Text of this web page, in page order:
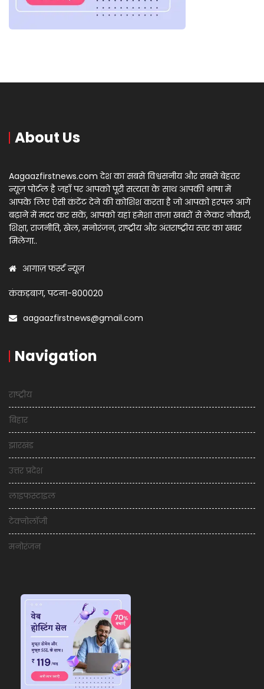
About Us
Aagaazfirstnews.com देश का सबसे विश्वसनीय और सबसे बेहतर
न्यूज़ पोर्टल है जहाँ पर आपको पूरी सत्यता के साथ आपकी भाषा में
आपके लिए ऐसी कंटेंट देने की कोशिश करता है जो आपको हरपल आगे
बढ़ाने में मदद कर सकें, आपको यहां हमेशा ताज़ा खबरों से लेकर नौकरी,
शिक्षा, राजनीति, खेल, मनोरंजन, राष्ट्रीय और अंतराष्ट्रीय स्तर का खबर
मिलेगा..
आगाज़ फर्स्ट न्यूज़
कंकड़बाग, पटना-800020
aagaazfirstnews@gmail.com
Navigation
राष्ट्रीय
बिहार
झारखंड
उत्तर प्रदेश
लाइफस्टाइल
टेक्नोलॉजी
मनोरंजन